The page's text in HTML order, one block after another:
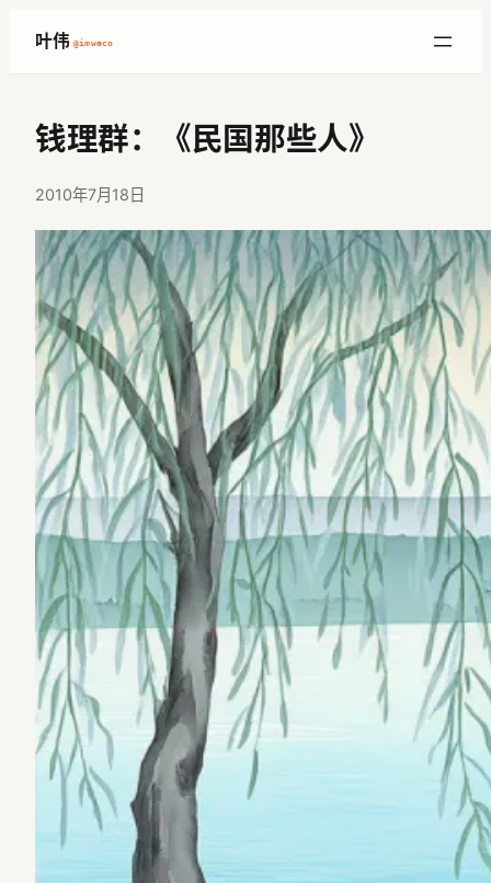
内
叶伟 @imwaco
钱理群：《民国那些人》
2010年7月18日